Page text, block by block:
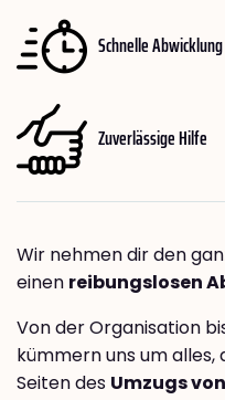
Schnelle Abwicklung
Zuverlässige Hilfe
Wir nehmen dir den
einen reibungslosen
Von der Organisation
kümmern uns um
Seiten des Umzugs